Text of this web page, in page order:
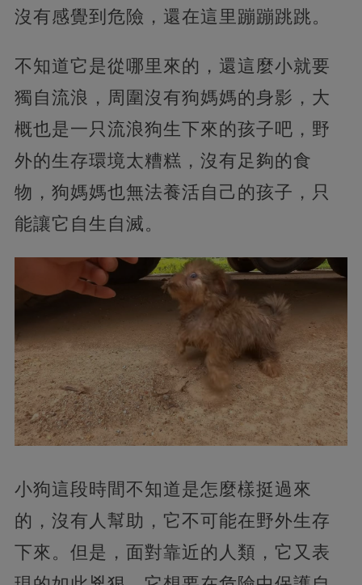
沒有感覺到危險，還在這里蹦蹦跳跳。
不知道它是從哪里來的，還這麼小就要
獨自流浪，周圍沒有狗媽媽的身影，大
概也是一只流浪狗生下來的孩子吧，野
外的生存環境太糟糕，沒有足夠的食
物，狗媽媽也無法養活自己的孩子，只
能讓它自生自滅。
小狗這段時間不知道是怎麼樣挺過來
的，沒有人幫助，它不可能在野外生存
下來。但是，面對靠近的人類，它又表